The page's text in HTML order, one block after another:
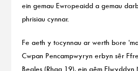
ein gemau Ewropeaidd a gemau
phrisiau cynnar.
Fe aeth y tocynnau ar werth bore
Cwpan Pencampwyryn erbyn sêr
Begles (Rhag 19), ein gêm